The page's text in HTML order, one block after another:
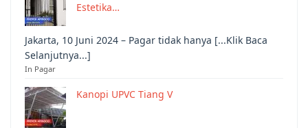
Estetika…
Jakarta, 10 Juni 2024 – Pagar tidak hanya [...Klik Baca
Selanjutnya...]
In Pagar
Kanopi UPVC Tiang V